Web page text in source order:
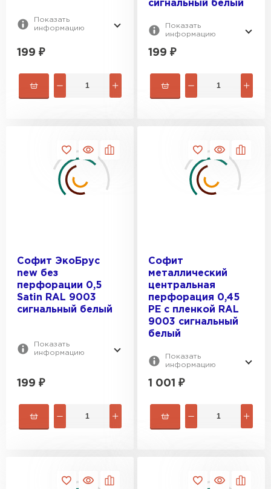
Показать
информацию
199 ₽
сигнальный белый
Показать
информацию
199 ₽
Софит ЭкоБрус
new без
перфорации 0,5
Satin RAL 9003
сигнальный белый
Показать
информацию
199 ₽
Софит
металлический
центральная
перфорация 0,45
РЕ с пленкой RAL
9003 сигнальный
белый
Показать
информацию
1 001 ₽